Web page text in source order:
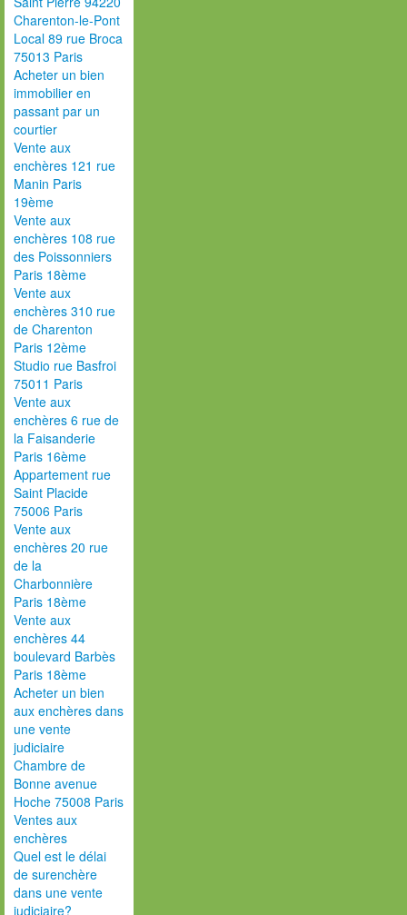
Charenton-le-Pont
Local 89 rue Broca
75013 Paris
Acheter un bien
immobilier en
passant par un
courtier
Vente aux
enchères 121 rue
Manin Paris
19ème
Vente aux
enchères 108 rue
des Poissonniers
Paris 18ème
Vente aux
enchères 310 rue
de Charenton
Paris 12ème
Studio rue Basfroi
75011 Paris
Vente aux
enchères 6 rue de
la Faisanderie
Paris 16ème
Appartement rue
Saint Placide
75006 Paris
Vente aux
enchères 20 rue
de la
Charbonnière
Paris 18ème
Vente aux
enchères 44
boulevard Barbès
Paris 18ème
Acheter un bien
aux enchères dans
une vente
judiciaire
Chambre de
Bonne avenue
Hoche 75008 Paris
Ventes aux
enchères
Quel est le délai
de surenchère
dans une vente
judiciaire?